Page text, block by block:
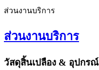
ส่วนงานบริการ
ส่วนงานบริการ
วัสดุสิ้นเปลือง & อุปกรณ์